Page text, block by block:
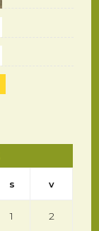
s v
1 2